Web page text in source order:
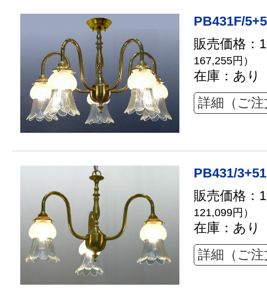
PB431F/
販売価格：
167,255円）
在庫：あり
詳細（ご
PB431/
販売価格：
121,099円）
在庫：あり
詳細（ご